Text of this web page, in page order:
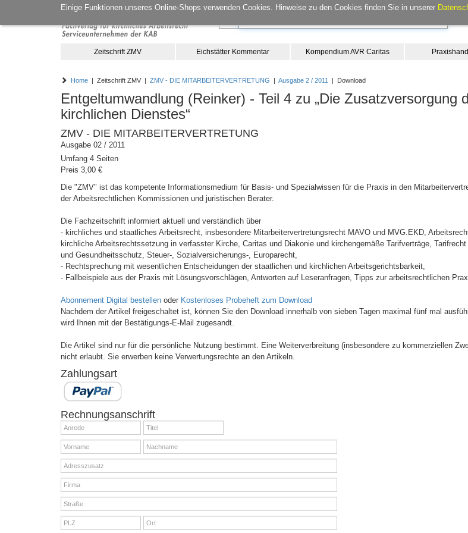
Einige Funktionen unseres Online-Shops verwenden Cookies. Hinweise zu den Cookies finden Sie in unserer
Zeitschrift ZMV Eichstätter Kommentar Kompendium AVR Caritas
Home | Zeitschrift ZMV | ZMV - DIE MITARBEITERVERTRETUNG | Ausgabe 2 / 2011 | Download
Entgeltumwandlung (Reinker) - Teil 4 zu „Die Zusatzversorgung
kirchlichen Dienstes“
ZMV - DIE MITARBEITERVERTRETUNG
Ausgabe 02 / 2011
Umfang 4 Seiten
Preis 3,00 €
Die "ZMV" ist das kompetente Informationsmedium für Basis- und Spezialwissen für die Praxis in den
der Arbeitsrechtlichen Kommissionen und juristischen Berater.
Die Fachzeitschrift informiert aktuell und verständlich über
- kirchliches und staatliches Arbeitsrecht, insbesondere Mitarbeitervertretungsrecht MAVO und MVG.EKD,
kirchliche Arbeitsrechtssetzung in verfasster Kirche, Caritas und Diakonie und kirchengemäße Tarifverträge,
und Gesundheitsschutz, Steuer-, Sozialversicherungs-, Europarecht,
- Rechtsprechung mit wesentlichen Entscheidungen der staatlichen und kirchlichen Arbeitsgerichtsbarkeit,
- Fallbeispiele aus der Praxis mit Lösungsvorschlägen, Antworten auf Leseranfragen, Tipps zur arbeitsrechtlichen
Abonnement Digital bestellen oder Kostenloses Probeheft zum Download
Nachdem der Artikel freigeschaltet ist, können Sie den Download innerhalb von sieben Tagen maximal fünf mal
wird Ihnen mit der Bestätigungs-E-Mail zugesandt.
Die Artikel sind nur für die persönliche Nutzung bestimmt. Eine Weiterverbreitung (insbesondere zu kommerziellen
nicht erlaubt. Sie erwerben keine Verwertungsrechte an den Artikeln.
Zahlungsart
Rechnungsanschrift